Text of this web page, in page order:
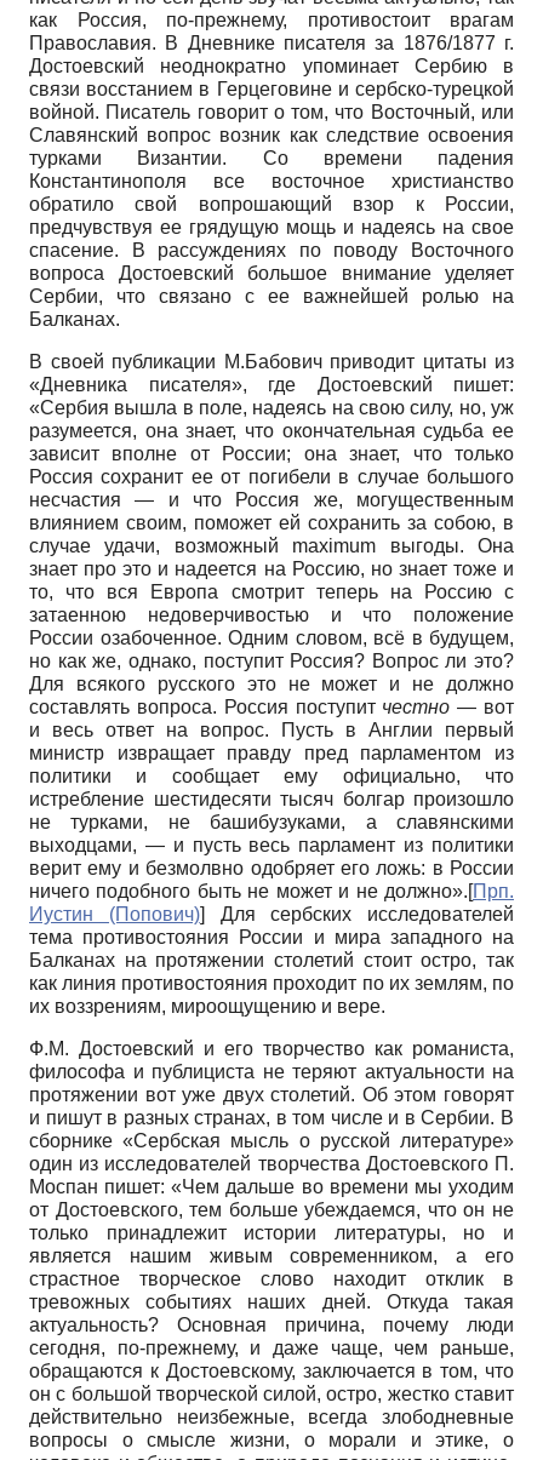
как Россия, по-прежнему, противостоит врагам
Православия. В Дневнике писателя за 1876/1877 г.
Достоевский неоднократно упоминает Сербию в
связи восстанием в Герцеговине и сербско-турецкой
войной. Писатель говорит о том, что Восточный, или
Славянский вопрос возник как следствие освоения
турками Византии. Со времени падения
Константинополя все восточное христианство
обратило свой вопрошающий взор к России,
предчувствуя ее грядущую мощь и надеясь на свое
спасение. В рассуждениях по поводу Восточного
вопроса Достоевский большое внимание уделяет
Сербии, что связано с ее важнейшей ролью на
Балканах.
В своей публикации М.Бабович приводит цитаты из
«Дневника писателя», где Достоевский пишет:
«Сербия вышла в поле, надеясь на свою силу, но, уж
разумеется, она знает, что окончательная судьба ее
зависит вполне от России; она знает, что только
Россия сохранит ее от погибели в случае большого
несчастия — и что Россия же, могущественным
влиянием своим, поможет ей сохранить за собою, в
случае удачи, возможный maximum выгоды. Она
знает про это и надеется на Россию, но знает тоже и
то, что вся Европа смотрит теперь на Россию с
затаенною недоверчивостью и что положение
России озабоченное. Одним словом, всё в будущем,
но как же, однако, поступит Россия? Вопрос ли это?
Для всякого русского это не может и не должно
составлять вопроса. Россия поступит честно — вот
и весь ответ на вопрос. Пусть в Англии первый
министр извращает правду пред парламентом из
политики и сообщает ему официально, что
истребление шестидесяти тысяч болгар произошло
не турками, не башибузуками, а славянскими
выходцами, — и пусть весь парламент из политики
верит ему и безмолвно одобряет его ложь: в России
ничего подобного быть не может и не должно».[Прп.
Иустин (Попович)]
Для сербских исследователей
тема противостояния России и мира западного на
Балканах на протяжении столетий стоит остро, так
как линия противостояния проходит по их землям, по
их воззрениям, мироощущению и вере.
Ф.М. Достоевский и его творчество как романиста,
философа и публициста не теряют актуальности на
протяжении вот уже двух столетий. Об этом говорят
и пишут в разных странах, в том числе и в Сербии. В
сборнике «Сербская мысль о русской литературе»
один из исследователей творчества Достоевского П.
Моспан пишет: «Чем дальше во времени мы уходим
от Достоевского, тем больше убеждаемся, что он не
только принадлежит истории литературы, но и
является нашим живым современником, а его
страстное творческое слово находит отклик в
тревожных событиях наших дней. Откуда такая
актуальность? Основная причина, почему люди
сегодня, по-прежнему, и даже чаще, чем раньше,
обращаются к Достоевскому, заключается в том, что
он с большой творческой силой, остро, жестко ставит
действительно неизбежные, всегда злободневные
вопросы о смысле жизни, о морали и этике, о